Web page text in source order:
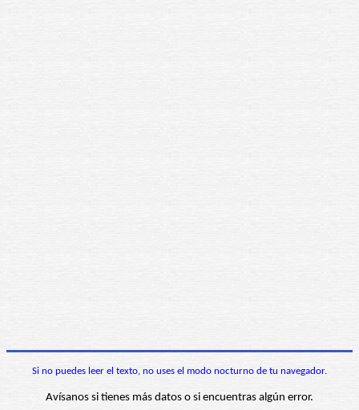
Si no puedes leer el texto, no uses el modo nocturno de tu navegador.
Avísanos si tienes más datos o si encuentras algún error.